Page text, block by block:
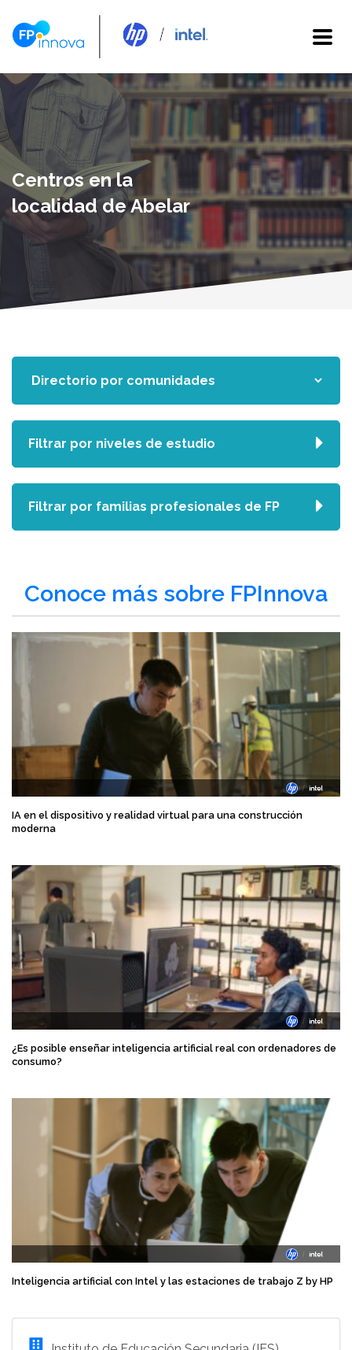
Centros en la
localidad de Abelar
Conoce más sobre FPInnova
IA en el dispositivo y realidad virtual para una construcción
moderna
¿Es posible enseñar inteligencia artificial real con ordenadores de
consumo?
Inteligencia artificial con Intel y las estaciones de trabajo Z by HP
Filtrar por niveles de estudio
Filtrar por familias profesionales de FP